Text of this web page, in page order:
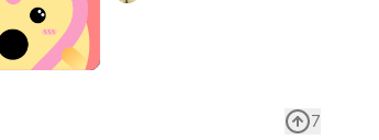
7